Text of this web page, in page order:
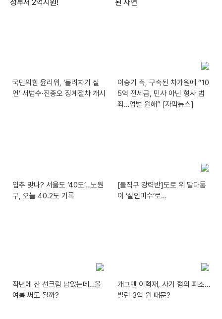
국민의힘 윤리위, ‘돌려차기 실
언’ 서범수·진종오 징계절차 개시
이승기 측, 구속된 차가원에 “10
5억 전세금, 민사 아닌 형사 범
죄…엄벌 원해” [자막뉴스]
입추 맞나? 서울도 ‘40도’…노원
구, 오늘 40.2도 기록
[돌직구 강력반]도로 위 말다툼
이 ‘살인미수’로…
작년에 산 선크림 남았는데…올
여름 써도 될까?
개그맨 이혁재, 사기 혐의 피소…
빌린 3억 원 때문?